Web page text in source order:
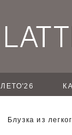
ЛЕТО'26
Блузка из